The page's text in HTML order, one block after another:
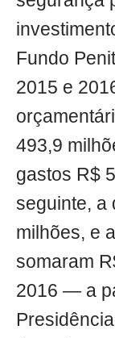
Fundo
2015 e
493,9
gastos R$
seguinte, a
milhões, e
somaram
2016 — a